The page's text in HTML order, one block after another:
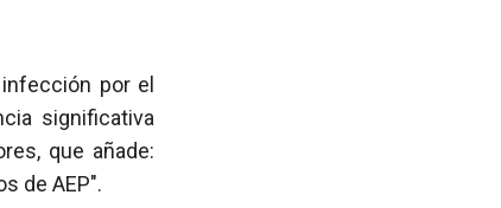
por el
significativa
que añade:
de AEP".